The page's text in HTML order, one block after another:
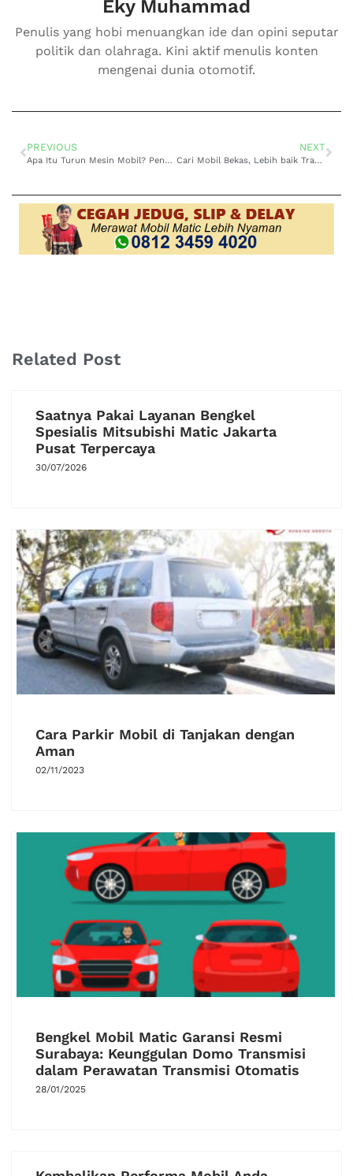
Eky Muhammad
Penulis yang hobi menuangkan ide dan opini seputar
politik dan olahraga. Kini aktif menulis konten
mengenai dunia otomotif.
PREVIOUS
Apa Itu Turun Mesin Mobil? Penyebab dan Ciri-Cirinya
NEXT
Cari Mobil Bekas, Lebih baik Transmisi Manual atau Otomatis
Related Post
Saatnya Pakai Layanan Bengkel
Spesialis Mitsubishi Matic Jakarta
Pusat Terpercaya
30/07/2026
Cara Parkir Mobil di Tanjakan dengan
Aman
02/11/2023
Bengkel Mobil Matic Garansi Resmi
Surabaya: Keunggulan Domo Transmisi
dalam Perawatan Transmisi Otomatis
28/01/2025